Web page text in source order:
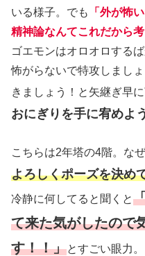
いる様子。でも
「外が怖
精神論なんてこれだから考
ゴエモンはオロオロする
怖がらないで特攻しまし
きましょう！と矢継ぎ早に
おにぎりを手に宥めよ
こちらは2年塔の4階。な
よろしくポーズを決め
冷静に何してると聞くと
て来た気がしたので
す！！」とすごい眼力